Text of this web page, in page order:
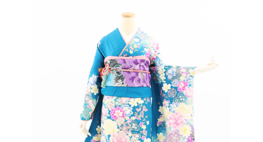
お知らせ・イベント
お問い合わせ・来店予約